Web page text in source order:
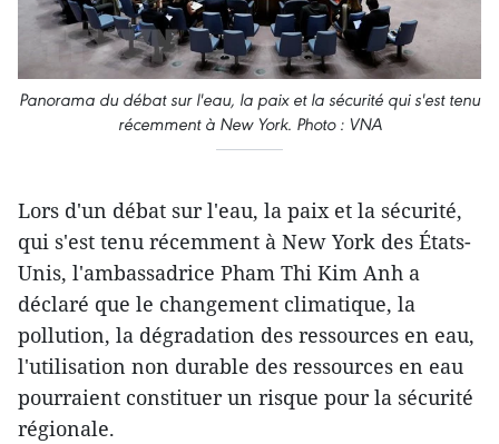
Panorama du débat sur l'eau, la paix et la sécurité qui s'est tenu
récemment à New York. Photo : VNA
Lors d'un débat sur l'eau, la paix et la sécurité,
qui s'est tenu récemment à New York des États-
Unis, l'ambassadrice Pham Thi Kim Anh a
déclaré que le changement climatique, la
pollution, la dégradation des ressources en eau,
l'utilisation non durable des ressources en eau
pourraient constituer un risque pour la sécurité
régionale.